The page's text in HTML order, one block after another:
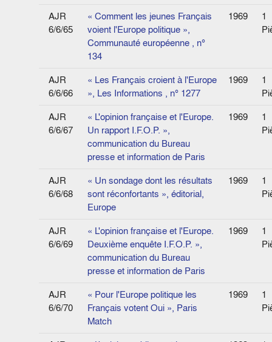
AJR
6/6/65
« Comment les jeunes Français
voient l'Europe politique »,
Communauté européenne , n°
134
1969
1
AJR
6/6/66
« Les Français croient à l'Europe
», Les Informations , n° 1277
1969
1
AJR
6/6/67
« L'opinion française et l'Europe.
Un rapport I.F.O.P. »,
communication du Bureau
presse et information de Paris
1969
1
AJR
6/6/68
« Un sondage dont les résultats
sont réconfortants », éditorial,
Europe
1969
1
AJR
6/6/69
« L'opinion française et l'Europe.
Deuxième enquête I.F.O.P. »,
communication du Bureau
presse et information de Paris
1969
1
AJR
6/6/70
« Pour l'Europe politique les
Français votent Oui », Paris
Match
1969
1